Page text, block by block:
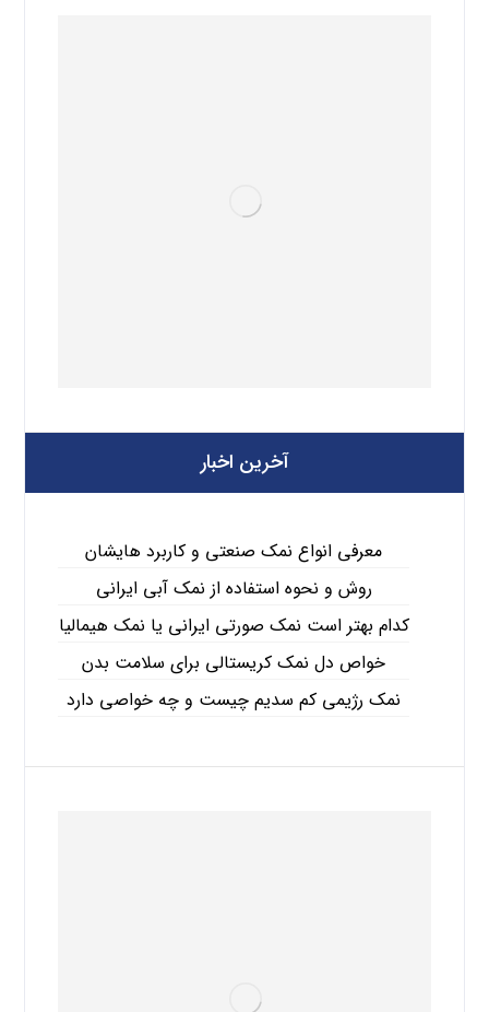
آخرین اخبار
معرفی انواع نمک صنعتی و کاربرد هایشان
روش و نحوه استفاده از نمک آبی ایرانی
کدام بهتر است نمک صورتی ایرانی یا نمک هیمالیا
خواص دل نمک کریستالی برای سلامت بدن
نمک رژیمی کم سدیم چیست و چه خواصی دارد